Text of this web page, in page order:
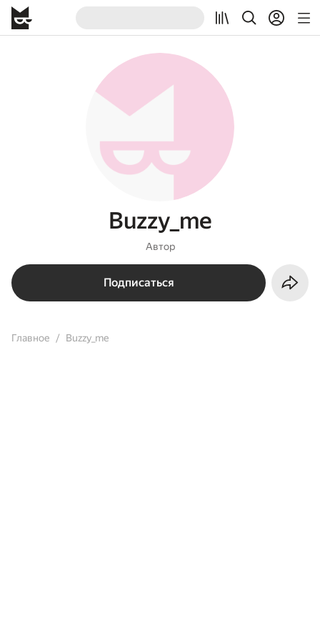
Buzzy_me
Автор
Подписаться
Главное Buzzy_me